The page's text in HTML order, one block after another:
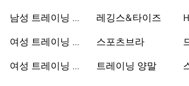
남성 트레이닝 의
여성 트레이닝 신
여성 트레이닝 의
레깅스&타이즈
스포츠브라
트레이닝 양말